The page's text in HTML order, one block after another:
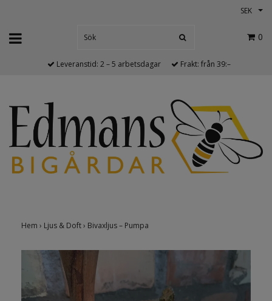
SEK
0
Leveranstid: 2 – 5 arbetsdagar Frakt: från 39:–
Hem › Ljus & Doft› Bivaxljus – Pumpa